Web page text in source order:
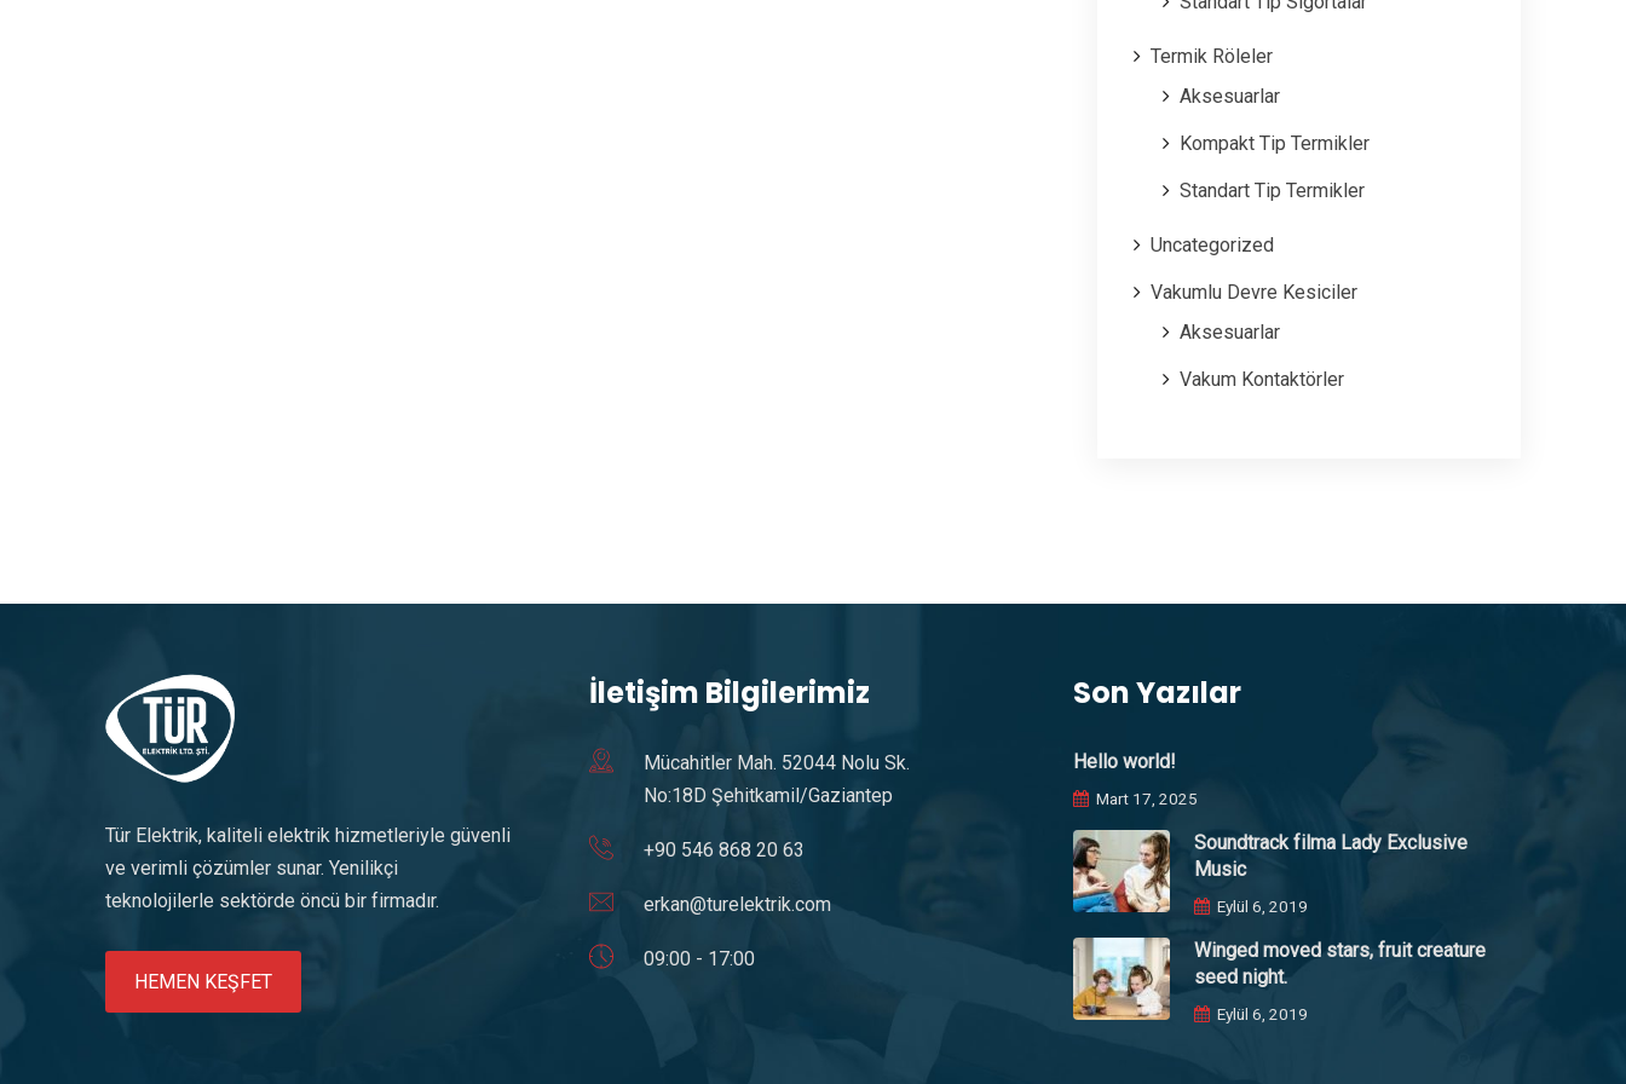
Termik Röleler
Aksesuarlar
Kompakt Tip Termikler
Standart Tip Termikler
Uncategorized
Vakumlu Devre Kesiciler
Aksesuarlar
Vakum Kontaktörler
Tür Elektrik, kaliteli elektrik hizmetleriyle güvenli
ve verimli çözümler sunar. Yenilikçi
teknolojilerle sektörde öncü bir firmadır.
HEMEN KEŞFET
İletişim Bilgilerimiz
Mücahitler Mah. 52044 Nolu Sk.
No:18D Şehitkamil/Gaziantep
+90 546 868 20 63
erkan@turelektrik.com
09:00 - 17:00
Son Yazılar
Hello world!
Mart 17, 2025
Soundtrack filma Lady Exclusive
Music
Eylül 6, 2019
Winged moved stars, fruit creature
seed night.
Eylül 6, 2019